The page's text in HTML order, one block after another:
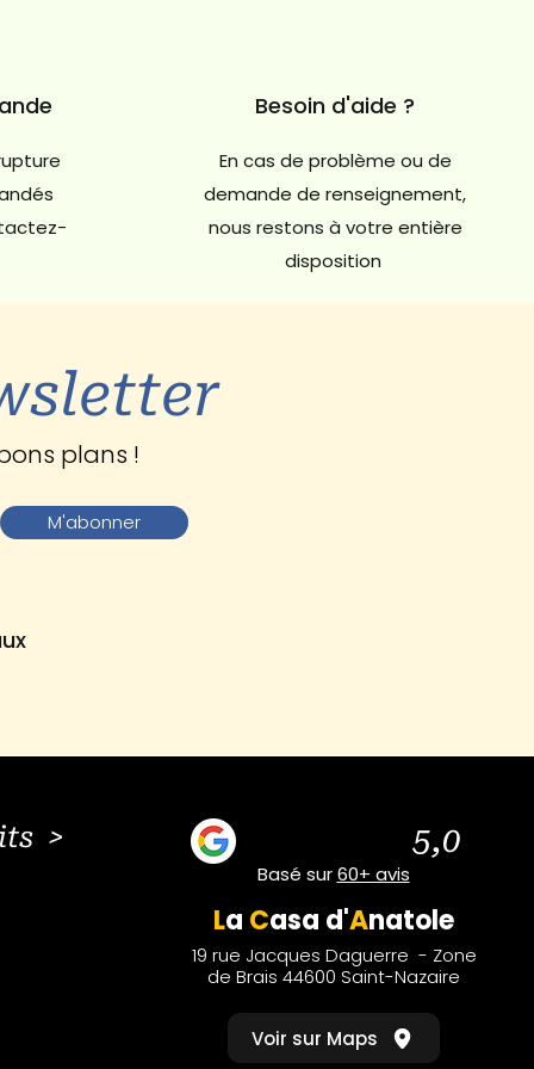
Besoin d'aide ?
En cas de problème ou de
demande de renseignement,
nous restons à votre entière
disposition
plans !
M'abonner
> 5,0
Basé sur60+ avis
La Casa d'Anatole
19 rue Jacques Daguerre - Zone
de Brais 44600 Saint-Nazaire
Voir sur Maps